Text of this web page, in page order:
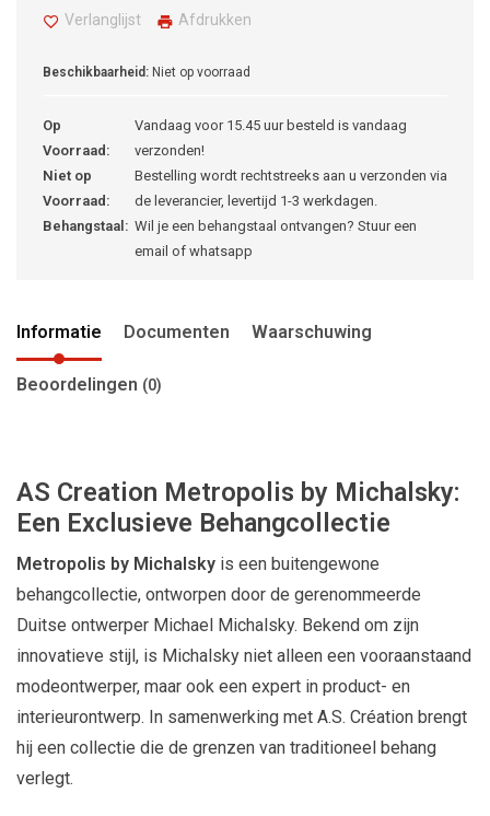
Verlanglijst Afdrukken
Beschikbaarheid: Niet op voorraad
Op
Voorraad:
Vandaag voor 15.45 uur besteld is vandaag
verzonden!
Niet op
Voorraad:
Bestelling wordt rechtstreeks aan u verzonden via
de leverancier, levertijd 1-3 werkdagen.
Behangstaal: Wil je een behangstaal ontvangen? Stuur een
email of whatsapp
Informatie Documenten Waarschuwing
Beoordelingen (0)
AS Creation Metropolis by Michalsky:
Een Exclusieve Behangcollectie
Metropolis by Michalsky is een buitengewone
behangcollectie, ontworpen door de gerenommeerde
Duitse ontwerper Michael Michalsky. Bekend om zijn
innovatieve stijl, is Michalsky niet alleen een vooraanstaand
modeontwerper, maar ook een expert in product- en
interieurontwerp. In samenwerking met A.S. Création brengt
hij een collectie die de grenzen van traditioneel behang
verlegt.